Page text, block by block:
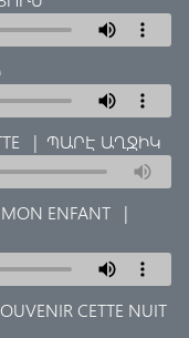
| ՊԱՐԷ ԱՂՋԻԿ
MON ENFANT
|
CETTE NUIT